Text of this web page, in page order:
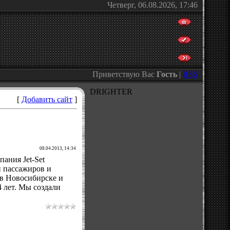
Четверг, 06.08.2026, 17:46
Приветствую Вас Гость | RSS
[ Добавить сайт ]
08.04.2013, 14:34
Jet-Set
пассажиров и
Новосибирске и
Мы создали
DRIGHTER